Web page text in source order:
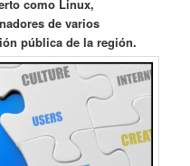
como Linux,
de varios
pública de la región.